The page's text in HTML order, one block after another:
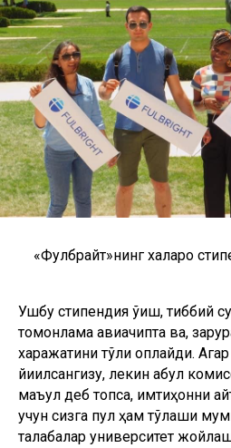
«Фулбрайт»нинг халқаро
Ушбу стипендия ўқиш, тиббий
томонлама авиачипта ва,
харажатини тўлиқ қоплайди.
йиқилсангизу, лекин қабул
маъқул деб топса, имтиҳонни
учун сизга пул ҳам тўлаши
талабалар университет